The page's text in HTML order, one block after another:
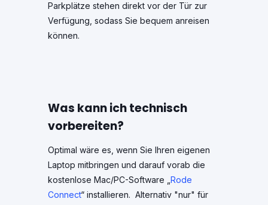
Parkplätze stehen direkt vor der Tür zur
Verfügung, sodass Sie bequem anreisen
können.
Was kann ich technisch
vorbereiten?
Optimal wäre es, wenn Sie Ihren eigenen
Laptop mitbringen und darauf vorab die
kostenlose Mac/PC-Software „Rode
Connect“ installieren. Alternativ "nur" für